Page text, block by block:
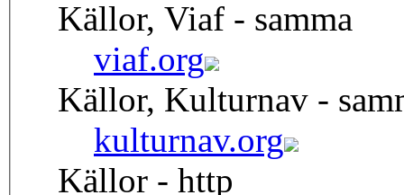
Källor, Viaf - samma
viaf.org
Källor, Kulturnav -
kulturnav.org
Källor - http